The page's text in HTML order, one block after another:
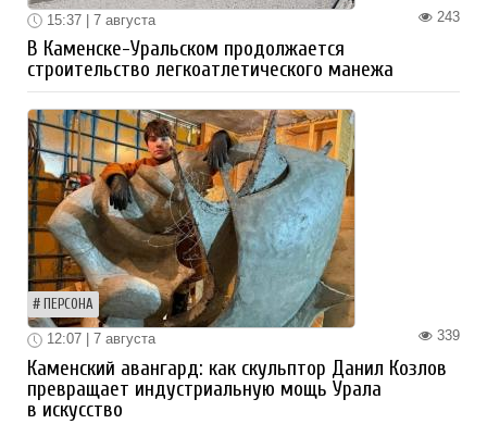
243
15:37 | 7 августа
В Каменске-Уральском продолжается
строительство легкоатлетического манежа
ПЕРСОНА
339
12:07 | 7 августа
Каменский авангард: как скульптор Данил Козлов
превращает индустриальную мощь Урала
в искусство